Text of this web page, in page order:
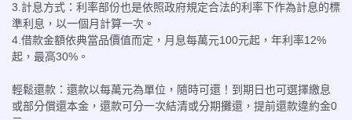
3.計息方式：利率部份也是依照政府規定合法的利率下作為計息的標
準利息，以一個月計算一次。
4.借款金額依典當品價值而定，月息每萬元100元起，年利率12%
起，最高30%。
輕鬆還款：還款以每萬元為單位，隨時可還！到期日也可選擇繳息
或部分償還本金，還款可分一次結清或分期攤還，提前還款違約金0